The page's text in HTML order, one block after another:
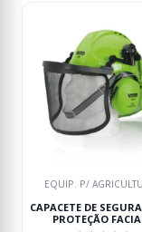
EQUIP. P/
CAPACETE DE
PROTEÇÃO